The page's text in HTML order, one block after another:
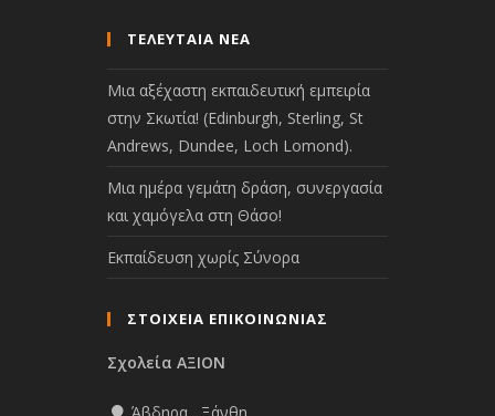
ΤΕΛΕΥΤΑΙΑ ΝΕΑ
Μια αξέχαστη εκπαιδευτική εμπειρία
στην Σκωτία! (Edinburgh, Sterling, St
Andrews, Dundee, Loch Lomond).
Μια ημέρα γεμάτη δράση, συνεργασία
και χαμόγελα στη Θάσο!
Εκπαίδευση χωρίς Σύνορα
ΣΤΟΙΧΕΙΑ ΕΠΙΚΟΙΝΩΝΙΑΣ
Σχολεία ΑΞΙΟΝ